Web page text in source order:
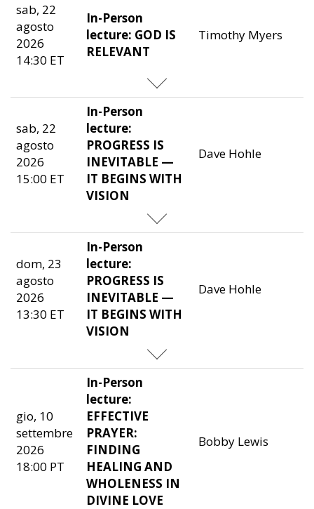
sab, 22
agosto
2026
14:30 ET
In-Person
lecture: GOD IS
RELEVANT
Timothy Myers
sab, 22
agosto
2026
15:00 ET
In-Person
lecture:
PROGRESS IS
INEVITABLE —
IT BEGINS WITH
VISION
Dave Hohle
dom, 23
agosto
2026
13:30 ET
In-Person
lecture:
PROGRESS IS
INEVITABLE —
IT BEGINS WITH
VISION
Dave Hohle
gio, 10
settembre
2026
18:00 PT
In-Person
lecture:
EFFECTIVE
PRAYER:
FINDING
HEALING AND
WHOLENESS IN
DIVINE LOVE
Bobby Lewis